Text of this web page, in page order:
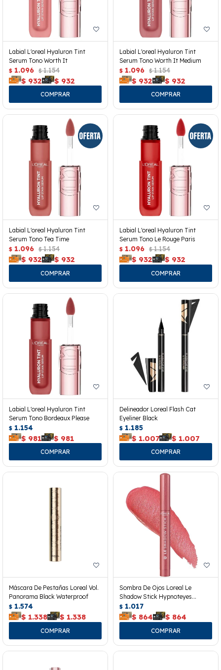
Labial L'oreal Hyaluron Tint
Serum Tono Worth It
$ 1.096 $ 1.154
$ 932 $ 932
Labial L'oreal Hyaluron Tint
Serum Tono Worth It Medium
$ 1.096 $ 1.154
$ 932 $ 932
Labial L'oreal Hyaluron Tint
Serum Tono Tea Time
$ 1.096 $ 1.154
$ 932 $ 932
Labial L'oreal Hyaluron Tint
Serum Tono Le Rouge Paris
$ 1.096 $ 1.154
$ 932 $ 932
Labial L'oreal Hyaluron Tint
Serum Tono Bordeaux Please
$ 1.154
$ 981 $ 981
Delineador Loreal Flash Cat
Eyeliner Black
$ 1.185
$ 1.007 $ 1.007
Máscara De Pestañas Loreal Vol.
Panorama Black Waterproof
$ 1.574
$ 1.338 $ 1.338
Sombra De Ojos Loreal Le
Shadow Stick Hypnoteyes
Cloudy Rose 118
$ 1.017
$ 864 $ 864